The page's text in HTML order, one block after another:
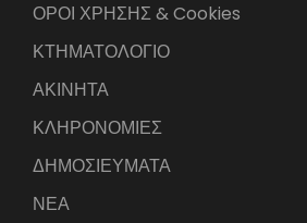
ΟΡΟΙ ΧΡΗΣΗΣ & Cookies
ΚΤΗΜΑΤΟΛΟΓΙΟ
ΑΚΙΝΗΤΑ
ΚΛΗΡΟΝΟΜΙΕΣ
ΔΗΜΟΣΙΕΥΜΑΤΑ
ΝΕΑ